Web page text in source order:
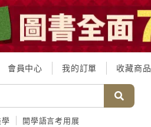
會員中心 我的訂單 收藏商品
開學語言考用展